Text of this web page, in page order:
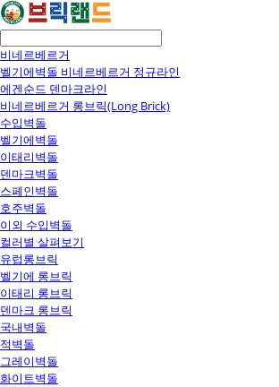
비네르베르거
벨기에벽돌 비네르베르거 정규라인
에겐순드 덴마크라인
비네르베르거 롱브릭(Long Brick)
수입벽돌
벨기에벽돌
이태리벽돌
덴마크벽돌
스페인벽돌
호주벽돌
이외 수입벽돌
컬러별 살펴보기
유럽롱브릭
벨기에 롱브릭
이태리 롱브릭
덴마크 롱브릭
국내벽돌
적벽돌
그레이벽돌
화이트벽돌